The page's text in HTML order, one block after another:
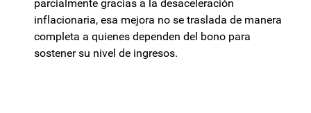
parcialmente gracias a la desaceleración
inflacionaria, esa mejora no se traslada de manera
completa a quienes dependen del bono para
sostener su nivel de ingresos.